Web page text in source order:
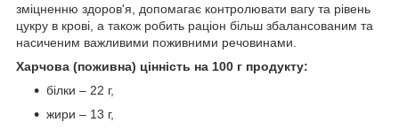
зміцненню здоров'я, допомагає контролювати вагу та рівень
цукру в крові, а також робить раціон більш збалансованим та
насиченим важливими поживними речовинами.
Харчова (поживна) цінність на 100 г продукту:
білки – 22 г,
жири – 13 г,